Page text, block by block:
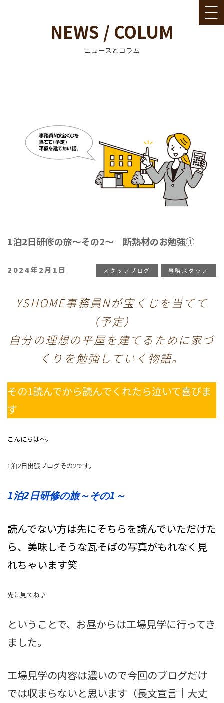
NEWS / COLUM
ニュースとコラム
へ
ス
キ
ッ
1泊2日研修の旅～その2～ 断熱材のお勉強①
投
2024年2月1日 スタッフブログ 事務スタッフ
YSHOME事務員Nが宝くじを当てて
（予定）
自分の理想の平屋を建てるために家づ
くりを勉強していく物語。
その1読んでから読んでくれたら泣いて喜びま
す
こんにちは～。
1泊2日出張ブログその2です。
1泊2日研修の旅～その1～
読んでない方は先にそちらを読んでいただけた
ら、美味しそうな瓦そばの写真がもれなく見
れちゃいます笑
先に見てね♪
ということで、お昼からは工場見学に行ってき
ました。
工場見学の内容は濃いので今回のブログだけ
では収まらないと思います（長文宣言｜大丈